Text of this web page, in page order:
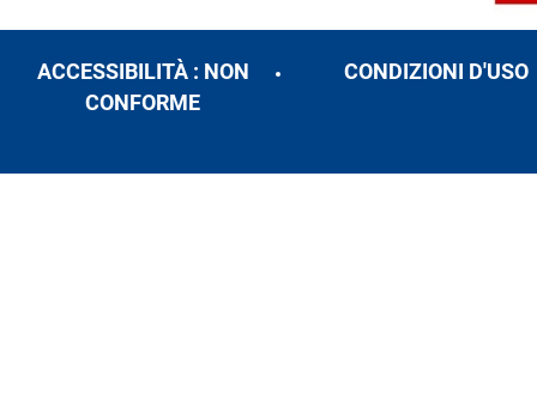
ACCESSIBILITÀ : NON
CONFORME
CONDIZIONI D'USO